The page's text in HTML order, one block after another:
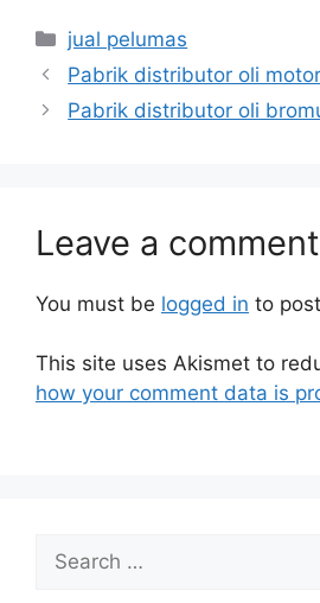
jual pelumas
Pabrik distributor oli
Pabrik distributor oli
Leave a comment
You must be logged in to
This site uses Akismet to
how your comment data is